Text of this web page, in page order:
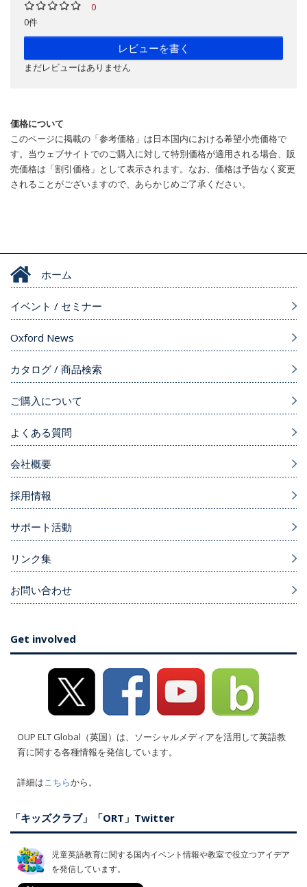
0
0件
レビューを書く
まだレビューはありません
価格について
このページに掲載の「参考価格」は日本国内における希望小売価格で
す。当ウェブサイトでのご購入に対して特別価格が適用される場合、販
売価格は「割引価格」として表示されます。なお、価格は予告なく変更
されることがございますので、あらかじめご了承ください。
ホーム
イベント / セミナー
Oxford News
カタログ / 商品検索
ご購入について
よくある質問
会社概要
採用情報
サポート活動
リンク集
お問い合わせ
Get involved
OUP ELT Global（英国）は、ソーシャルメディアを活用して英語教
育に関する各種情報を発信しています。
詳細はこちらから。
「キッズクラブ」「ORT」Twitter
児童英語教育に関する国内イベント情報や教室で役立つアイデア
を発信しています。